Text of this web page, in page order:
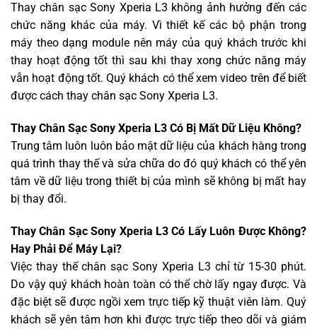
Thay chân sạc Sony Xperia L3 không ảnh hưởng đến các
chức năng khác của máy. Vì thiết kế các bộ phận trong
máy theo dạng module nên máy của quý khách trước khi
thay hoạt động tốt thì sau khi thay xong chức năng máy
vẫn hoạt động tốt. Quý khách có thể xem video trên để biết
được cách thay chân sạc Sony Xperia L3.
Thay Chân Sạc Sony Xperia L3 Có Bị Mất Dữ Liệu Không?
Trung tâm luôn luôn bảo mật dữ liệu của khách hàng trong
quá trình thay thế và sửa chữa do đó quý khách có thể yên
tâm về dữ liệu trong thiết bị của mình sẽ không bị mất hay
bị thay đổi.
Thay Chân Sạc Sony Xperia L3 Có Lấy Luôn Được Không?
Hay Phải Để Máy Lại?
Việc thay thế chân sạc Sony Xperia L3 chỉ từ 15-30 phút.
Do vậy quý khách hoàn toàn có thể chờ lấy ngay được. Và
đặc biệt sẽ được ngồi xem trực tiếp kỹ thuật viên làm. Quý
khách sẽ yên tâm hơn khi được trực tiếp theo dõi và giám